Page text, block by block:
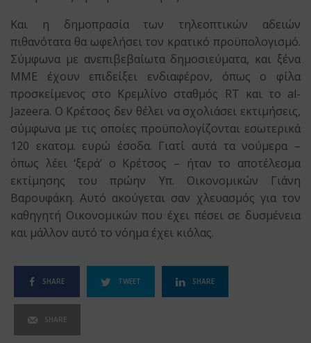
Και η δημοπρασία των τηλεοπτικών αδειών
πιθανότατα θα ωφελήσει τον κρατικό προϋπολογισμό.
Σύμφωνα με ανεπιβεβαίωτα δημοσιεύματα, και ξένα
ΜΜΕ έχουν επιδείξει ενδιαφέρον, όπως ο φίλα
προσκείμενος στο Κρεμλίνο σταθμός RT και το al-
Jazeera. Ο Κρέτσος δεν θέλει να σχολιάσει εκτιμήσεις,
σύμφωνα με τις οποίες προϋπολογίζονται εσωτερικά
120 εκατομ. ευρώ έσοδα. Γιατί αυτά τα νούμερα –
όπως λέει ‘ξερά’ ο Κρέτσος – ήταν το αποτέλεσμα
εκτίμησης του πρώην Υπ. Οικονομικών Γιάνη
Βαρουφάκη. Αυτό ακούγεται σαν χλευασμός για τον
καθηγητή Οικονομικών που έχει πέσει σε δυσμένεια
και μάλλον αυτό το νόημα έχει κιόλας.
SHARE TWEET SHARE
SHARE